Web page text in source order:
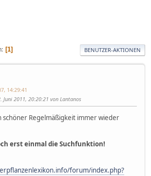
1 BENUTZER-AKTIONEN
14:29:41
Juni 2011, 20:20:21 von Lantanos
schöner Regelmäßigkeit immer wieder
erst einmal die Suchfunktion!
forum/index.php?